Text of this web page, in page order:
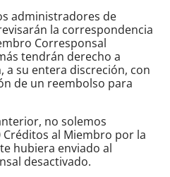
administradores de
la correspondencia
Corresponsal
tendrán derecho a
a su entera discreción, con
de un reembolso para
no solemos
Créditos al Miembro por la
hubiera enviado al
desactivado.